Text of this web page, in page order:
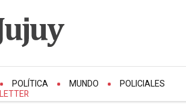
POLÍTICA MUNDO
POLICIALES